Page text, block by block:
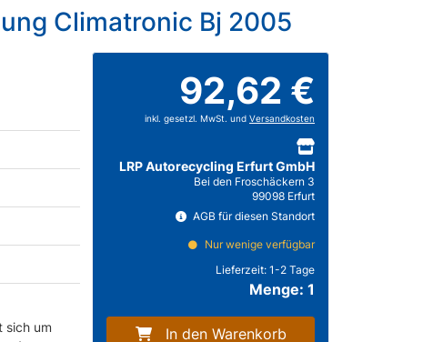
Climatronic Bj 2005
sich um
92,62 €
inkl. gesetzl. MwSt. und Versandkosten
LRP Autorecycling Erfurt GmbH
Bei den Froschäckern 3
99098 Erfurt
AGB für diesen Standort
Nur wenige verfügbar
Lieferzeit: 1-2 Tage
Menge: 1
In den Warenkorb